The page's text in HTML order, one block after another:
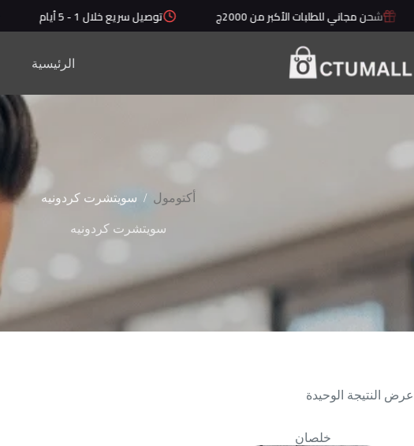
شحن مجاني للطلبات الأكبر من 2000ج توصيل سريع خلال 1 - 5 أيام
الرئيسية
أكتومول / سويتشرت كردونيه
سويتشرت كردونيه
عرض النتيجة الوحيدة
خلصان